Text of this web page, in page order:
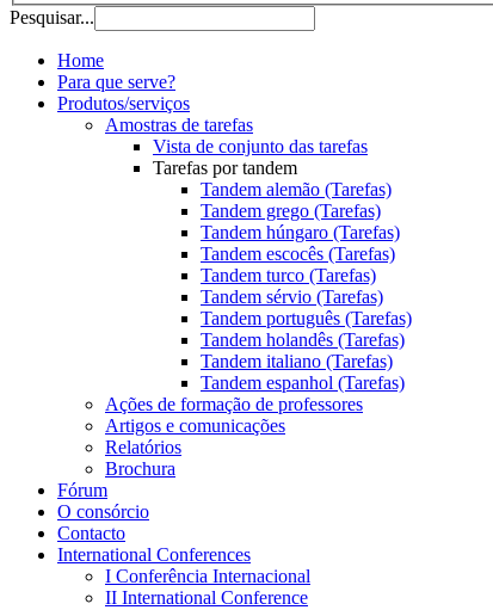
Pesquisar...
Home
Para que serve?
Produtos/serviços
Amostras de tarefas
Vista de conjunto das tarefas
Tarefas por tandem
Tandem alemão (Tarefas)
Tandem grego (Tarefas)
Tandem húngaro (Tarefas)
Tandem escocês (Tarefas)
Tandem turco (Tarefas)
Tandem sérvio (Tarefas)
Tandem português (Tarefas)
Tandem holandês (Tarefas)
Tandem italiano (Tarefas)
Tandem espanhol (Tarefas)
Ações de formação de professores
Artigos e comunicações
Relatórios
Brochura
Fórum
O consórcio
Contacto
International Conferences
I Conferência Internacional
II International Conference